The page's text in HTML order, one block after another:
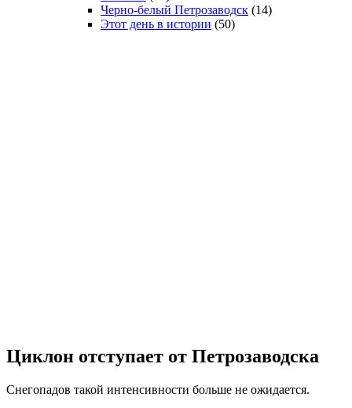
Черно-белый Петрозаводск (14)
Этот день в истории (50)
Циклон отступает от Петрозаводска
Снегопадов такой интенсивности больше не ожидается.